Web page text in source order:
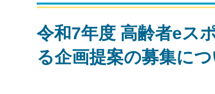
令和7年度 高齢者eス
る企画提案の募集に